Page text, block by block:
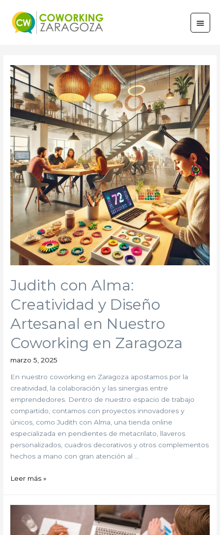
Judith con Alma:
Creatividad y Diseño
Artesanal en Nuestro
Coworking en Zaragoza
marzo 5, 2025
En nuestro coworking en Zaragoza apostamos por la
creatividad, la colaboración y las sinergias entre
emprendedores. Dentro de nuestro espacio de trabajo
compartido, contamos con proyectos innovadores y
únicos, como Judith con Alma, una tienda online
especializada en pendientes de metacrilato, llaveros
personalizados, cuadros decorativos y otros complementos
hechos a mano con gran atención al …
Leer más »